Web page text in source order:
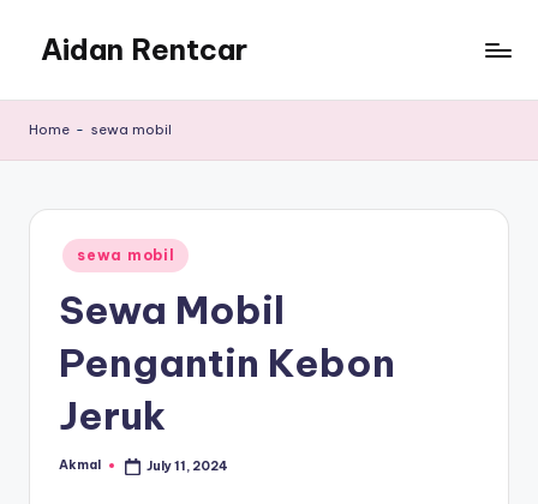
content
Aidan Rentcar
Murah
Home - sewa mobil
Posted
in
sewa mobil
Sewa Mobil
Pengantin Kebon
Jeruk
Posted
Akmal July 11, 2024